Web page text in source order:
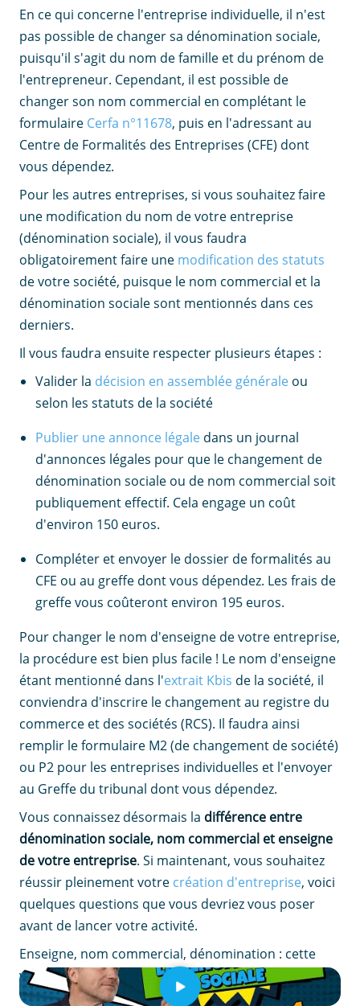
En ce qui concerne l'entreprise individuelle, il n'est
pas possible de changer sa dénomination sociale,
puisqu'il s'agit du nom de famille et du prénom de
l'entrepreneur. Cependant, il est possible de
changer son nom commercial en complétant le
formulaire Cerfa n°11678, puis en l'adressant au
Centre de Formalités des Entreprises (CFE) dont
vous dépendez.
Pour les autres entreprises, si vous souhaitez faire
une modification du nom de votre entreprise
(dénomination sociale), il vous faudra
obligatoirement faire une modification des statuts
de votre société, puisque le nom commercial et la
dénomination sociale sont mentionnés dans ces
derniers.
Il vous faudra ensuite respecter plusieurs étapes :
Valider la décision en assemblée générale ou
selon les statuts de la société
Publier une annonce légale dans un journal
d'annonces légales pour que le changement de
dénomination sociale ou de nom commercial soit
publiquement effectif. Cela engage un coût
d'environ 150 euros.
Compléter et envoyer le dossier de formalités au
CFE ou au greffe dont vous dépendez. Les frais de
greffe vous coûteront environ 195 euros.
Pour changer le nom d'enseigne de votre entreprise,
la procédure est bien plus facile ! Le nom d'enseigne
étant mentionné dans l'extrait Kbis de la société, il
conviendra d'inscrire le changement au registre du
commerce et des sociétés (RCS). Il faudra ainsi
remplir le formulaire M2 (de changement de société)
ou P2 pour les entreprises individuelles et l'envoyer
au Greffe du tribunal dont vous dépendez.
Vous connaissez désormais la différence entre
dénomination sociale, nom commercial et enseigne
de votre entreprise. Si maintenant, vous souhaitez
réussir pleinement votre création d'entreprise, voici
quelques questions que vous devriez vous poser
avant de lancer votre activité.
Enseigne, nom commercial, dénomination : cette
vidéo démêle les notions et vous aide à bien choisir.
EN RÉSUMÉ